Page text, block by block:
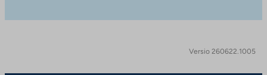
Versio 260622.1005